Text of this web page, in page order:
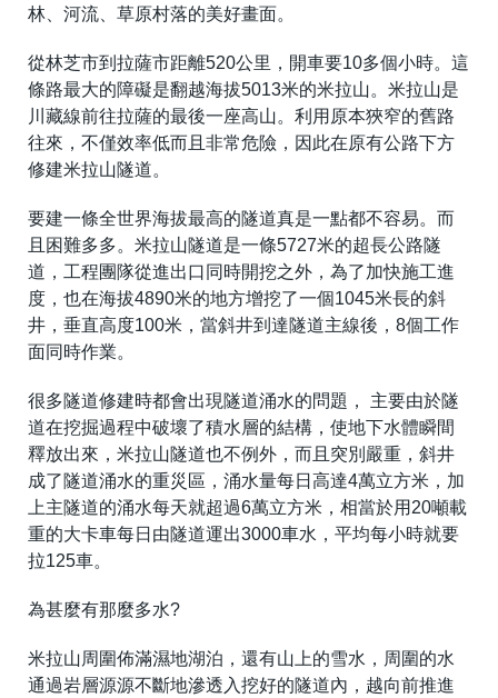
林、河流、草原村落的美好畫面。
從林芝市到拉薩市距離520公里，開車要10多個小時。這
條路最大的障礙是翻越海拔5013米的米拉山。米拉山是
川藏線前往拉薩的最後一座高山。利用原本狹窄的舊路
往來，不僅效率低而且非常危險，因此在原有公路下方
修建米拉山隧道。
要建一條全世界海拔最高的隧道真是一點都不容易。而
且困難多多。米拉山隧道是一條5727米的超長公路隧
道，工程團隊從進出口同時開挖之外，為了加快施工進
度，也在海拔4890米的地方增挖了一個1045米長的斜
井，垂直高度100米，當斜井到達隧道主線後，8個工作
面同時作業。
很多隧道修建時都會出現隧道涌水的問題， 主要由於隧
道在挖掘過程中破壞了積水層的結構，使地下水體瞬間
釋放出來，米拉山隧道也不例外，而且突別嚴重，斜井
成了隧道涌水的重災區，涌水量每日高達4萬立方米，加
上主隧道的涌水每天就超過6萬立方米，相當於用20噸載
重的大卡車每日由隧道運出3000車水，平均每小時就要
拉125車。
為甚麼有那麼多水?
米拉山周圍佈滿濕地湖泊，還有山上的雪水，周圍的水
通過岩層源源不斷地滲透入挖好的隧道內，越向前推進